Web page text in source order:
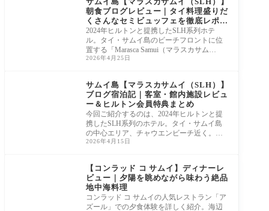
たっぷりお届けします。
朝食ブログレビュー｜タイ料理盛りだ
くさんなセミビュッフェを徹底レポー
ト
2024年ヒルトンと提携したSLH系列ホテ
ル。タイ・サムイ島のビーチフロントに位
置する「Marasca Samui（マラスカサム
イ）」 広い海が目の
2026年4月25日
サムイ島【マラスカサムイ（SLH）】
ブログ宿泊記｜客室・館内施設レビュ
ー＆ヒルトン会員特典まとめ
今回ご紹介するのは、2024年ヒルトンと提
携したSLH系列のホテル。タイ・サムイ島
の中心エリア、チャウエンビーチ近く。か
わいいイ
2026年4月15日
【コンラッド コ サムイ】ディナーレ
ビュー｜夕陽を眺めながら味わう絶品
地中海料理
コンラッド コ サムイの人気レストラン「ア
ズール」での夕食体験を詳しく紹介。海辺